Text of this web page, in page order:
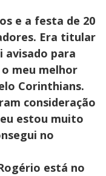
e a festa de 20
Era titular
avisado para
meu melhor
Corinthians.
consideração
estou muito
no
está no